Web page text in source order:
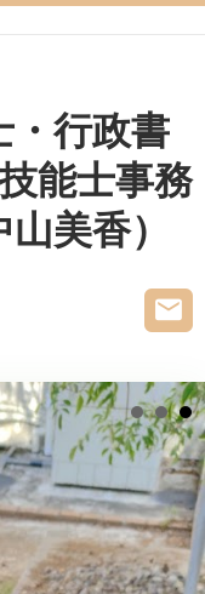
・行政書
能士事務
美香）